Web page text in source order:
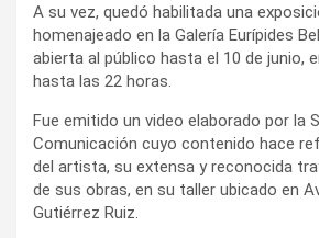
A su vez, quedó habilitada una
homenajeado en la Galería Eurípides
abierta al público hasta el 10 de junio,
hasta las 22 horas.
Fue emitido un video elaborado por la
Comunicación cuyo contenido hace
del artista, su extensa y reconocida
de sus obras, en su taller ubicado en
Gutiérrez Ruiz.